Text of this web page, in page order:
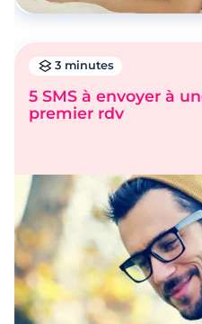
3 minutes
5 SMS à envoyer à
premier rdv